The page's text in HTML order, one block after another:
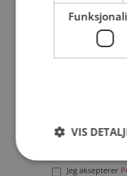
Min alder:
Jeg aksepterer
VIS